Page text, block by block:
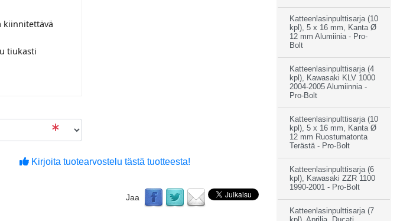
kiinnitettävä
tiukasti
Kirjoita tuotearvostelu tästä tuotteesta!
Jaa
Katteenlasinpulttisarja (10
kpl), 5 x 16 mm, Kanta Ø
12 mm Alumiinia - Pro-
Bolt
Katteenlasinpulttisarja (4
kpl), Kawasaki KLV 1000
2004-2005 Alumiinnia -
Pro-Bolt
Katteenlasinpulttisarja (10
kpl), 5 x 16 mm, Kanta Ø
12 mm Ruostumatonta
Terästä - Pro-Bolt
Katteenlasinpulttisarja (6
kpl), Kawasaki ZZR 1100
1990-2001 - Pro-Bolt
Katteenlasinpulttisarja (7